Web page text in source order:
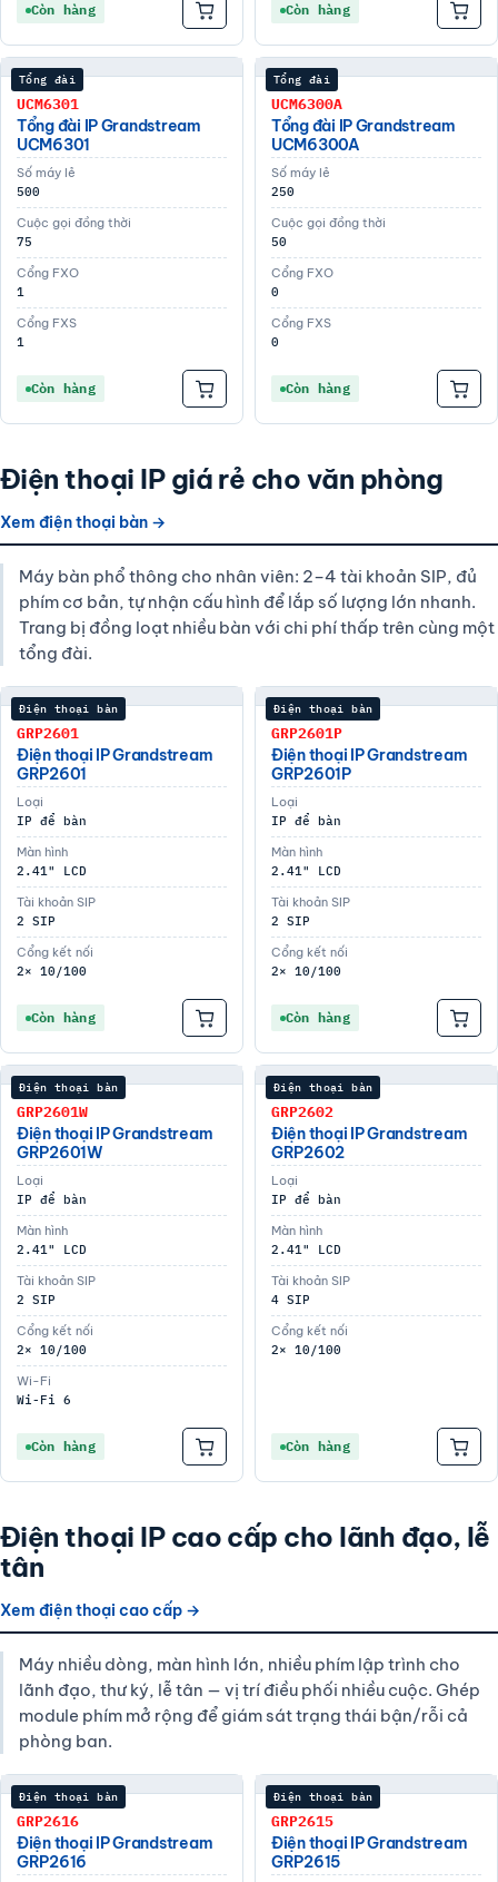
Còn hàng Còn hàng
Tổng đài
UCM6301
Tổng đài IP Grandstream
UCM6301
Số máy lẻ
500
Cuộc gọi đồng thời
75
Cổng FXO
1
Cổng FXS
1
Còn hàng
Tổng đài
UCM6300A
Tổng đài IP Grandstream
UCM6300A
Số máy lẻ
250
Cuộc gọi đồng thời
50
Cổng FXO
0
Cổng FXS
0
Còn hàng
Điện thoại IP giá rẻ cho văn phòng
Xem điện thoại bàn →
Máy bàn phổ thông cho nhân viên: 2–4 tài khoản SIP, đủ
phím cơ bản, tự nhận cấu hình để lắp số lượng lớn nhanh.
Trang bị đồng loạt nhiều bàn với chi phí thấp trên cùng một
tổng đài.
Điện thoại bàn
GRP2601
Điện thoại IP Grandstream
GRP2601
Loại
IP để bàn
Màn hình
2.41" LCD
Tài khoản SIP
2 SIP
Cổng kết nối
2× 10/100
Còn hàng
Điện thoại bàn
GRP2601P
Điện thoại IP Grandstream
GRP2601P
Loại
IP để bàn
Màn hình
2.41" LCD
Tài khoản SIP
2 SIP
Cổng kết nối
2× 10/100
Còn hàng
Điện thoại bàn
GRP2601W
Điện thoại IP Grandstream
GRP2601W
Loại
IP để bàn
Màn hình
2.41" LCD
Tài khoản SIP
2 SIP
Cổng kết nối
2× 10/100
Wi-Fi
Wi-Fi 6
Còn hàng
Điện thoại bàn
GRP2602
Điện thoại IP Grandstream
GRP2602
Loại
IP để bàn
Màn hình
2.41" LCD
Tài khoản SIP
4 SIP
Cổng kết nối
2× 10/100
Còn hàng
Điện thoại IP cao cấp cho lãnh đạo, lễ
tân
Xem điện thoại cao cấp →
Máy nhiều dòng, màn hình lớn, nhiều phím lập trình cho
lãnh đạo, thư ký, lễ tân — vị trí điều phối nhiều cuộc. Ghép
module phím mở rộng để giám sát trạng thái bận/rỗi cả
phòng ban.
Điện thoại bàn
GRP2616
Điện thoại IP Grandstream
GRP2616
Điện thoại bàn
GRP2615
Điện thoại IP Grandstream
GRP2615